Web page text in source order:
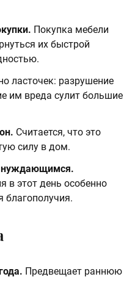
Покупка мебели
их быстрой
ласточек: разрушение
им вреда сулит большие
Считается, что это
силу в дом.​
нуждающимся.
в этот день особенно
благополучия.
Предвещает раннюю